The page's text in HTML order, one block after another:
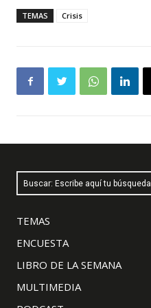
TEMAS Crisis
Buscar: Escribe aquí tu búsqueda
TEMAS
ENCUESTA
LIBRO DE LA SEMANA
MULTIMEDIA